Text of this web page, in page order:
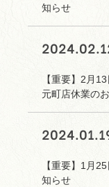
知らせ
【重要】2月
元町店休業の
【重要】1月
知らせ